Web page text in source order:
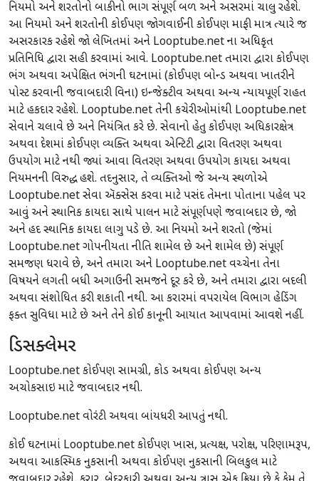
નિયમો અને શરતોનો બાકીનો ભાગ સંપૂર્ણ બળ અને અસરમાં ચાલુ રહેશે.
આ નિયમો અને શરતોની કોઈપણ જોગવાઈની કોઈપણ માફી માત્ર ત્યારે જ
અસરકારક રહેશે જો લેખિતમાં અને Looptube.net ના અધિકૃત
પ્રતિનિધિ દ્વારા સહી કરવામાં આવે. Looptube.net તમારા દ્વારા કોઈપણ
ભંગ અથવા અપેક્ષિત ભંગની ઘટનામાં (કોઈપણ બોન્ડ અથવા ખાતરીને
પોસ્ટ કરવાની જવાબદારી વિના) ઇન્જેક્ટીવ અથવા અન્ય ન્યાયપૂર્ણ રાહત
માટે હકદાર રહેશે. Looptube.net તેની કચેરીઓમાંથી Looptube.net
સેવાને ચલાવે છે અને નિયંત્રિત કરે છે. સેવાનો હેતુ કોઈપણ અધિકારક્ષેત્ર
અથવા દેશમાં કોઈપણ વ્યક્તિ અથવા એન્ટિટી દ્વારા વિતરણ અથવા
ઉપયોગ માટે નથી જ્યાં આવા વિતરણ અથવા ઉપયોગ કાયદા અથવા
નિયમનની વિરુદ્ધ હશે. તદનુસાર, તે વ્યક્તિઓ જે અન્ય સ્થળોએ
Looptube.net સેવા ઍક્સેસ કરવા માટે પસંદ તેમના પોતાના પહેલ પર
આવું અને સ્થાનિક કાયદા સાથે પાલન માટે સંપૂર્ણપણે જવાબદાર છે, જો
અને હદ સ્થાનિક કાયદા લાગુ પડે છે. આ નિયમો અને શરતો (જેમાં
Looptube.net ગોપનીયતા નીતિ શામેલ છે અને શામેલ છે) સંપૂર્ણ
સમજણ ધરાવે છે, અને તમારા અને Looptube.net વચ્ચેના તેના
વિષયને લગતી બધી અગાઉની સમજને દૂર કરે છે, અને તમારા દ્વારા બદલી
અથવા સંશોધિત કરી શકાતી નથી. આ કરારમાં વપરાયેલ વિભાગ હેડિંગ
ફક્ત સુવિધા માટે છે અને તેને કોઈ કાનૂની આયાત આપવામાં આવશે નહીં.
ડિસક્લેમર
Looptube.net કોઈપણ સામગ્રી, કોડ અથવા કોઈપણ અન્ય
અચોકસાઇ માટે જવાબદાર નથી.
Looptube.net વોરંટી અથવા બાંયધરી આપતું નથી.
કોઈ ઘટનામાં Looptube.net કોઈપણ ખાસ, પ્રત્યક્ષ, પરોક્ષ, પરિણામરૂપ,
અથવા આકસ્મિક નુકસાની અથવા કોઈપણ નુકસાની બિલકુલ માટે